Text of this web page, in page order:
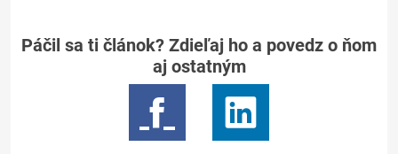
Páčil sa ti článok? Zdieľaj ho a povedz o ňom
aj ostatným